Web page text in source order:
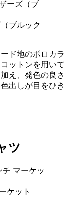
ブルック
ド地のポロカラ
ットンを用いて
え、発色の良さ
出しが目をひき
ツ
ケット